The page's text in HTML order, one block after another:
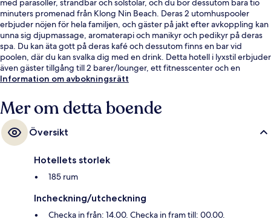
med parasoller, strandbar och solstolar, och du bor dessutom bara tio
minuters promenad från Klong Nin Beach. Deras 2 utomhuspooler
erbjuder nöjen för hela familjen, och gäster på jakt efter avkoppling kan
unna sig djupmassage, aromaterapi och manikyr och pedikyr på deras
spa. Du kan äta gott på deras kafé och dessutom finns en bar vid
poolen, där du kan svalka dig med en drink. Detta hotell i lyxstil erbjuder
även gäster tillgång till 2 barer/lounger, ett fitnesscenter och en
barnpool. Andra resenärer uppskattar den hjälpsamma personalen.
Information om avbokningsrätt
Mer om detta boende
Översikt
Hotellets storlek
185 rum
Incheckning/utcheckning
Checka in från: 14.00. Checka in fram till: 00.00.